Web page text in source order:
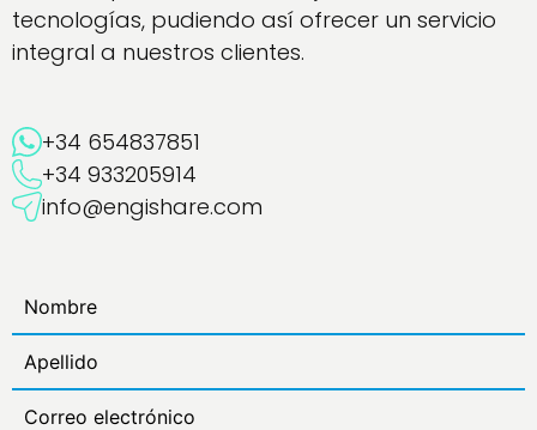
tecnologías, pudiendo así ofrecer un servicio
integral a nuestros clientes.
+34 654837851
+34 933205914
info@engishare.com